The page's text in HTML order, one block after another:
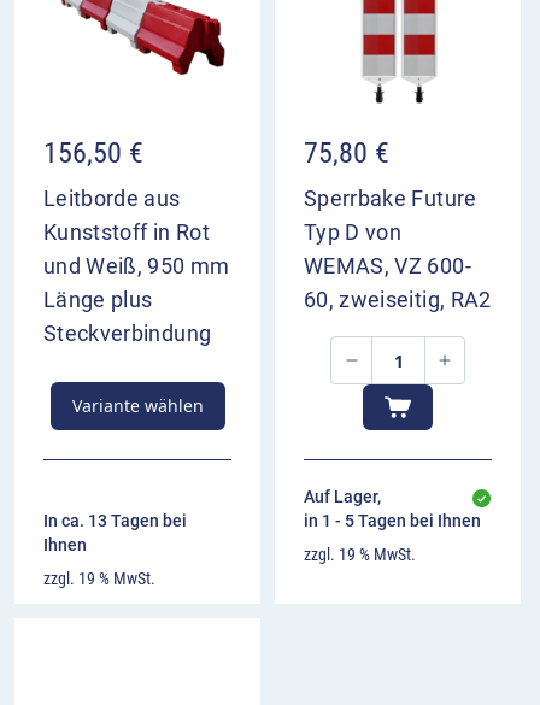
156,50 €
Leitborde aus
Kunststoff in Rot
und Weiß, 950 mm
Länge plus
Steckverbindung
Variante wählen
In ca. 13 Tagen bei
Ihnen
zzgl. 19 % MwSt.
75,80 €
Sperrbake Future
Typ D von
WEMAS, VZ 600-
60, zweiseitig, RA2
Auf Lager,
in 1 - 5 Tagen bei Ihnen
zzgl. 19 % MwSt.